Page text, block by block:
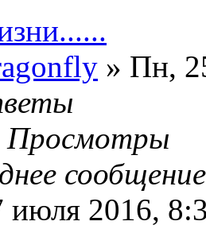
» Пн,
Просмотры
июля 2016,